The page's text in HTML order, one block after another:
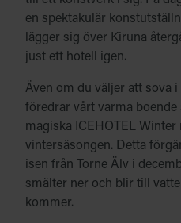
en spektakulär
lägger sig över Kiruna
just ett hotell igen.
Även om du väljer att sova
föredrar vårt varma
magiska ICEHOTEL
vintersäsongen. Detta
isen från Torne Älv i
smälter ner och blir till
kommer.